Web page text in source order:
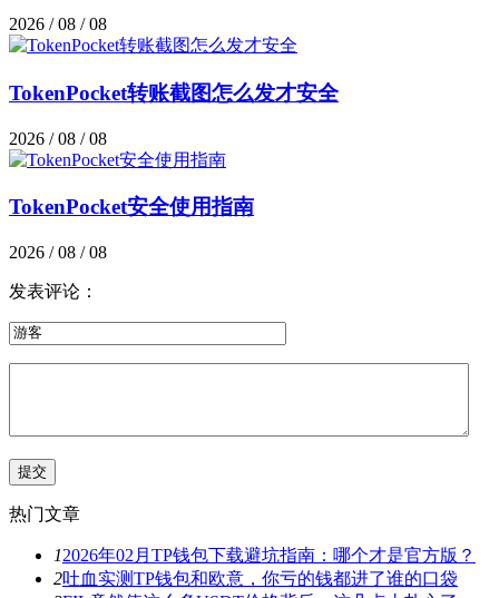
2026 / 08 / 08
TokenPocket转账截图怎么发才安全
2026 / 08 / 08
TokenPocket安全使用指南
2026 / 08 / 08
发表评论：
热门文章
12026年02月TP钱包下载避坑指南：哪个才是官方版？
2吐血实测TP钱包和欧意，你亏的钱都进了谁的口袋